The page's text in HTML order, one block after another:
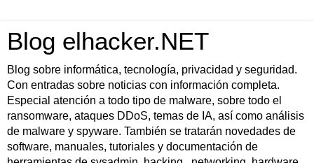
Blog elhacker.NET
Blog sobre informática, tecnología, privacidad y seguridad.
Con entradas sobre noticias con información completa.
Especial atención a todo tipo de malware, sobre todo el
ransomware, ataques DDoS, temas de IA, así como análisis
de malware y spyware. También se tratarán novedades de
software, manuales, tutoriales y documentación de